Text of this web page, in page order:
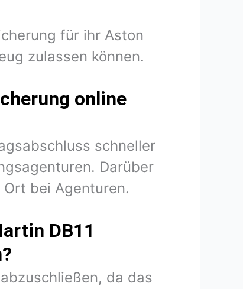
für ihr Aston
zulassen können.
online
schneller
Darüber
bei Agenturen.
DB11
da das